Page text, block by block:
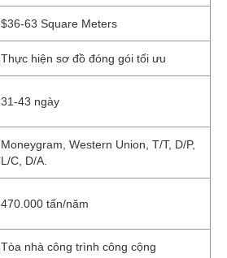
$36-63 Square Meters
Thực hiện sơ đồ đóng gói tối ưu
31-43 ngày
Moneygram, Western Union, T/T, D/P,
L/C, D/A.
470.000 tấn/năm
Tòa nhà công trình công cộng